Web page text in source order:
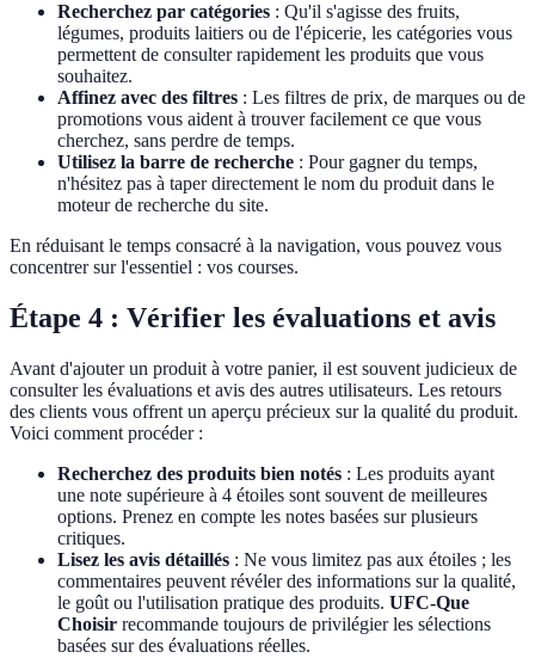
Recherchez par catégories : Qu'il s'agisse des fruits,
légumes, produits laitiers ou de l'épicerie, les catégories vous
permettent de consulter rapidement les produits que vous
souhaitez.
Affinez avec des filtres : Les filtres de prix, de marques ou de
promotions vous aident à trouver facilement ce que vous
cherchez, sans perdre de temps.
Utilisez la barre de recherche : Pour gagner du temps,
n'hésitez pas à taper directement le nom du produit dans le
moteur de recherche du site.
En réduisant le temps consacré à la navigation, vous pouvez vous
concentrer sur l'essentiel : vos courses.
Étape 4 : Vérifier les évaluations et avis
Avant d'ajouter un produit à votre panier, il est souvent judicieux de
consulter les évaluations et avis des autres utilisateurs. Les retours
des clients vous offrent un aperçu précieux sur la qualité du produit.
Voici comment procéder :
Recherchez des produits bien notés : Les produits ayant
une note supérieure à 4 étoiles sont souvent de meilleures
options. Prenez en compte les notes basées sur plusieurs
critiques.
Lisez les avis détaillés : Ne vous limitez pas aux étoiles ; les
commentaires peuvent révéler des informations sur la qualité,
le goût ou l'utilisation pratique des produits. UFC-Que
Choisir recommande toujours de privilégier les sélections
basées sur des évaluations réelles.